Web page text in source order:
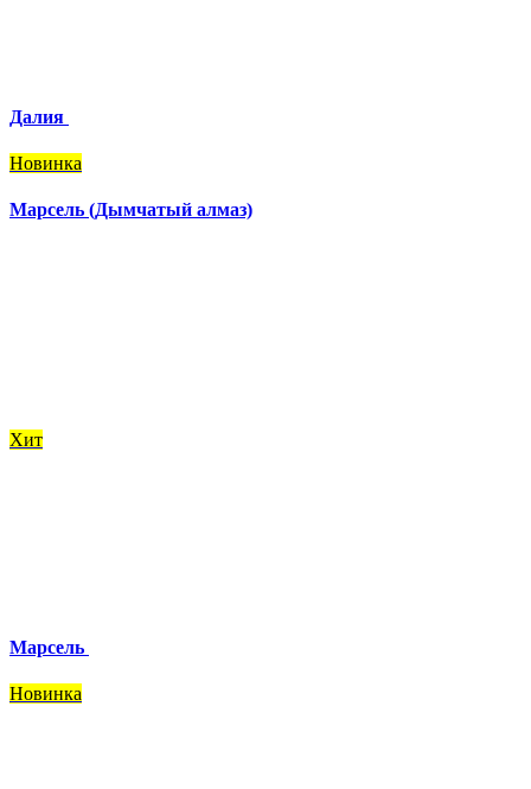
Далия
Новинка
Марсель (Дымчатый алмаз)
Хит
Марсель
Новинка